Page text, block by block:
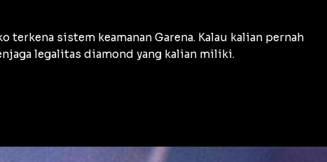
sistem keamanan Garena. Kalau kalian pernah
legalitas diamond yang kalian miliki.